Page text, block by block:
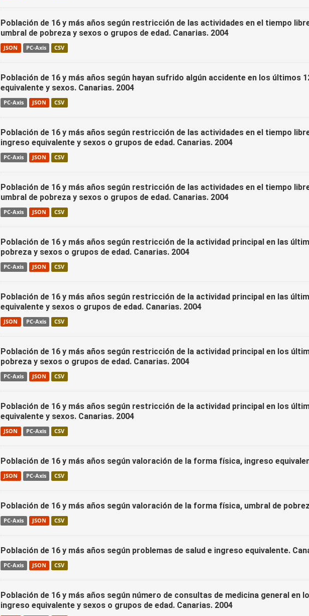
Población de 16 y más años según restricción de las actividades en el tiempo
umbral de pobreza y sexos o grupos de edad. Canarias. 2004
JSON PC-Axis CSV
Población de 16 y más años según hayan sufrido algún accidente en los últimos
equivalente y sexos. Canarias. 2004
PC-Axis JSON CSV
Población de 16 y más años según restricción de las actividades en el tiempo
ingreso equivalente y sexos o grupos de edad. Canarias. 2004
PC-Axis JSON CSV
Población de 16 y más años según restricción de las actividades en el tiempo
umbral de pobreza y sexos o grupos de edad. Canarias. 2004
PC-Axis JSON CSV
Población de 16 y más años según restricción de la actividad principal en las
pobreza y sexos o grupos de edad. Canarias. 2004
PC-Axis JSON CSV
Población de 16 y más años según restricción de la actividad principal en las
equivalente y sexos o grupos de edad. Canarias. 2004
JSON PC-Axis CSV
Población de 16 y más años según restricción de la actividad principal en los
pobreza y sexos o grupos de edad. Canarias. 2004
PC-Axis JSON CSV
Población de 16 y más años según restricción de la actividad principal en los
equivalente y sexos. Canarias. 2004
JSON PC-Axis CSV
Población de 16 y más años según valoración de la forma física, ingreso
JSON PC-Axis CSV
Población de 16 y más años según valoración de la forma física, umbral de
PC-Axis JSON CSV
Población de 16 y más años según problemas de salud e ingreso equivalente.
PC-Axis JSON CSV
Población de 16 y más años según número de consultas de medicina general en
ingreso equivalente y sexos o grupos de edad. Canarias. 2004